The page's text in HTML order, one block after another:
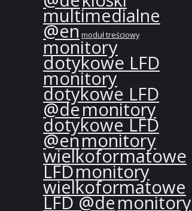
multimedialne
@enmoduł treściowy
monitory
dotykowe LFD
monitory
dotykowe LFD
@demonitory
dotykowe LFD
@enmonitory
wielkoformatowe
LFDmonitory
wielkoformatowe
LFD @demonitory